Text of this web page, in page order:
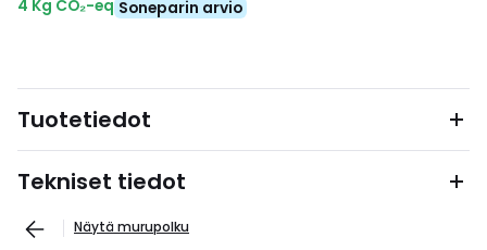
4 Kg CO₂-eq Soneparin arvio
Tuotetiedot
Tekniset tiedot
Näytä murupolku